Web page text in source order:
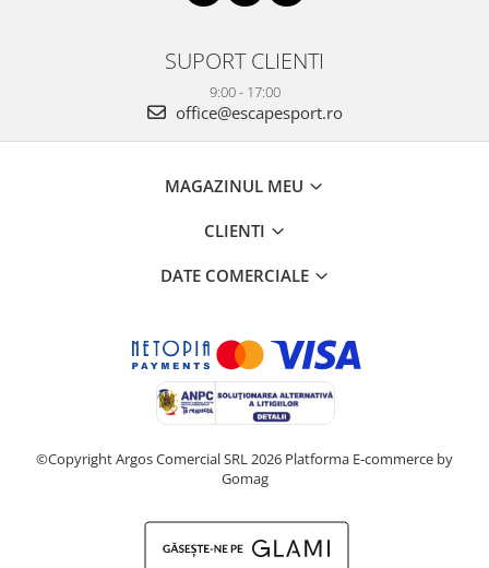
SUPORT CLIENTI
9:00 - 17:00
office@escapesport.ro
MAGAZINUL MEU
CLIENTI
DATE COMERCIALE
©Copyright Argos Comercial SRL 2026 Platforma E-commerce by
Gomag